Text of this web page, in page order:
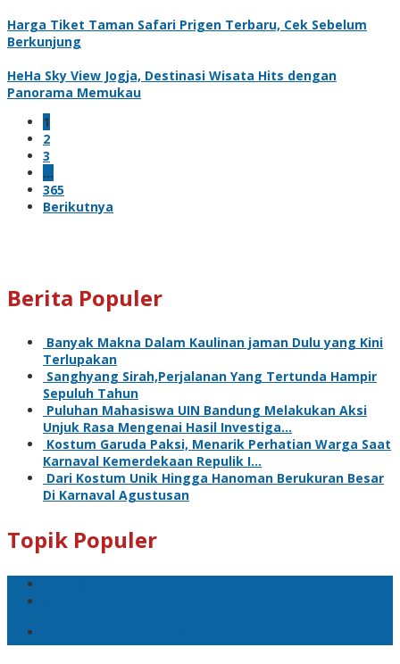
Harga Tiket Taman Safari Prigen Terbaru, Cek Sebelum
Berkunjung
HeHa Sky View Jogja, Destinasi Wisata Hits dengan
Panorama Memukau
1
2
3
…
365
Berikutnya
Berita Populer
Banyak Makna Dalam Kaulinan jaman Dulu yang Kini
Terlupakan
Sanghyang Sirah,Perjalanan Yang Tertunda Hampir
Sepuluh Tahun
Puluhan Mahasiswa UIN Bandung Melakukan Aksi
Unjuk Rasa Mengenai Hasil Investiga…
Kostum Garuda Paksi, Menarik Perhatian Warga Saat
Karnaval Kemerdekaan Repulik I…
Dari Kostum Unik Hingga Hanoman Berukuran Besar
Di Karnaval Agustusan
Topik Populer